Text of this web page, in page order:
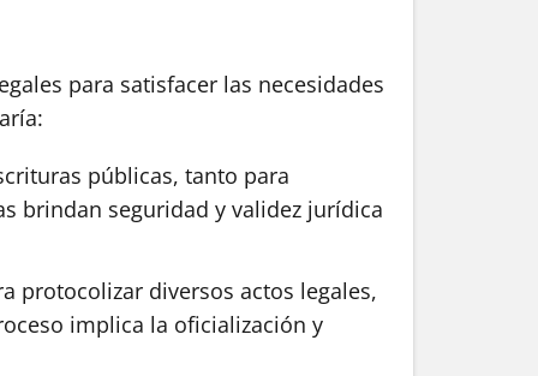
para satisfacer las necesidades
públicas, tanto para
brindan seguridad y validez jurídica
protocolizar diversos actos legales,
implica la oficialización y